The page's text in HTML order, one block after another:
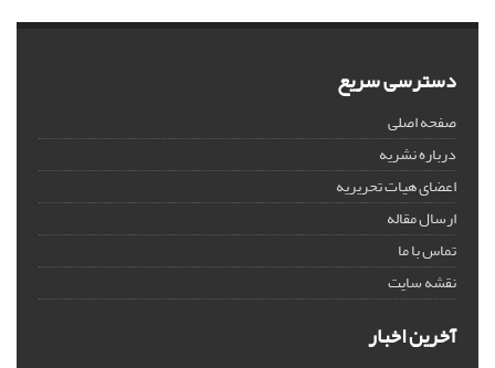
دسترسی سریع
صفحه اصلی
درباره نشریه
اعضای هیات تحریریه
ارسال مقاله
تماس با ما
نقشه سایت
آخرین اخبار